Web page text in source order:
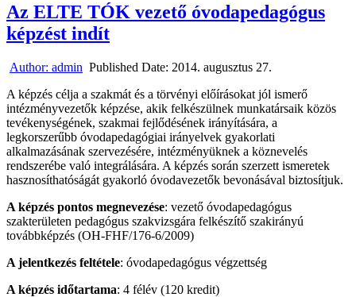
Az ELTE TÓK vezető óvodapedagógus
képzést indít
Author: admin Published Date: 2014. augusztus 27.
A képzés célja a szakmát és a törvényi előírásokat jól ismerő
intézményvezetők képzése, akik felkészülnek munkatársaik közös
tevékenységének, szakmai fejlődésének irányítására, a
legkorszerűbb óvodapedagógiai irányelvek gyakorlati
alkalmazásának szervezésére, intézményüknek a köznevelés
rendszerébe való integrálására. A képzés során szerzett ismeretek
hasznosíthatóságát gyakorló óvodavezetők bevonásával biztosítjuk.
A képzés pontos megnevezése: vezető óvodapedagógus
szakterületen pedagógus szakvizsgára felkészítő szakirányú
továbbképzés (OH-FHF/176-6/2009)
A jelentkezés feltétele: óvodapedagógus végzettség
A képzés időtartama: 4 félév (120 kredit)